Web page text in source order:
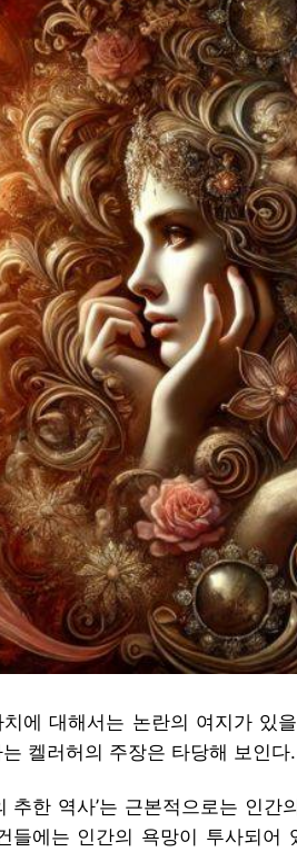
치에 대해서는 논란의 여지가 있
켈러허의 주장은 타당해 보인다.
추한 역사’는 근본적으로는 인
들에는 인간의 욕망이 투사되어